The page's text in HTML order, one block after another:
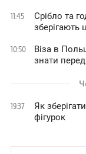
11:45
Срібло та
зберігають
10:50
Віза в
знати
19:37
Як
фігурок